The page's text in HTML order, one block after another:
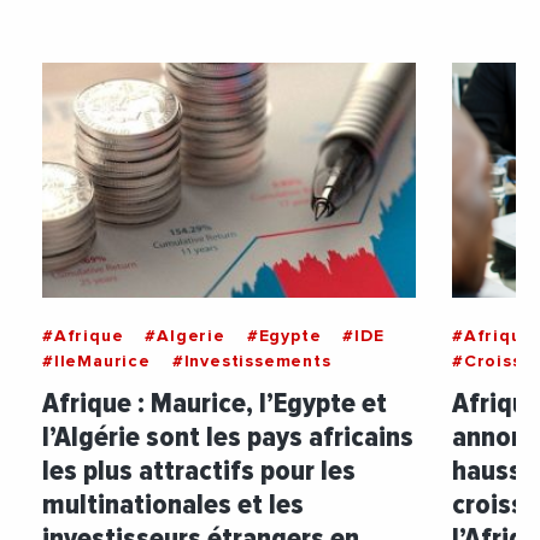
#Afrique #Algerie #Egypte
#IDE
#IleMaurice
#Investissements
Afrique : Maurice, l’Egypte et
l’Algérie sont les pays africains
les plus attractifs pour les
multinationales et les
#Afrique